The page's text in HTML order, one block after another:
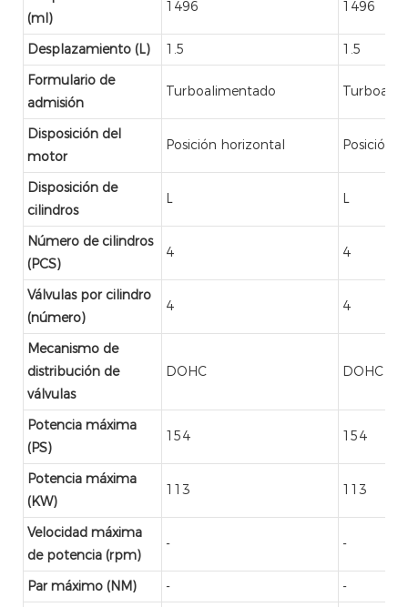
(ml)
1496 1496
Desplazamiento (L) 1.5
1.5
Formulario de
admisión
Turboalimentado
Disposición del
motor
Posición horizontal Posición
Disposición de
cilindros
L L
Número de cilindros
(PCS)
4 4
Válvulas por cilindro
(número)
4 4
Mecanismo de
distribución de
válvulas
DOHC DOHC
Potencia máxima
(PS)
154 154
Potencia máxima
(KW)
113 113
Velocidad máxima
de potencia (rpm)
- -
Par máximo (NM) -
-